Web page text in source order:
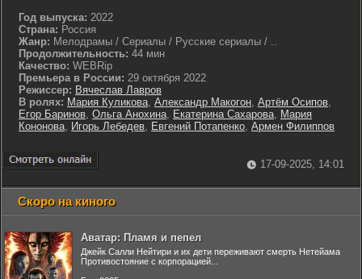
Год выпуска: 2022
Страна: Россия
Жанр: Мелодрамы / Сериалы / Русские сериалы / ..
Продолжительность: 44 мин
Качество: WEBRip
Премьера в России: 29 октября 2022
Режиссер: Вячеслав Лавров
В ролях: Мария Куликова, Александр Макогон, Артём Осипов,
Егор Баринов, Ольга Анохина, Екатерина Сахарова, Мария
Кононова, Игорь Лебедев, Евгений Потапенко, Армен Филиппов
17-09-2025, 14:01
Скоро на киного
Аватар: Пламя и пепел
Джейк Салли Нейтири и их дети переживают смерть Нетейама
Противостояние с корпорацией...